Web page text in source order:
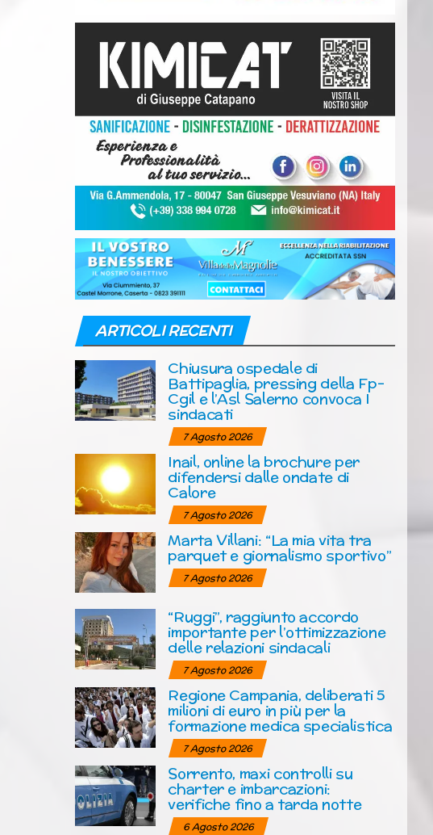
ARTICOLI RECENTI
Chiusura ospedale di
Battipaglia, pressing della Fp-
Cgil e l’Asl Salerno convoca I
sindacati
7 Agosto 2026
Inail, online la brochure per
difendersi dalle ondate di
Calore
7 Agosto 2026
Marta Villani: “La mia vita tra
parquet e giornalismo sportivo”
7 Agosto 2026
“Ruggi”, raggiunto accordo
importante per l’ottimizzazione
delle relazioni sindacali
7 Agosto 2026
Regione Campania, deliberati 5
milioni di euro in più per la
formazione medica specialistica
7 Agosto 2026
Sorrento, maxi controlli su
charter e imbarcazioni:
verifiche fino a tarda notte
6 Agosto 2026